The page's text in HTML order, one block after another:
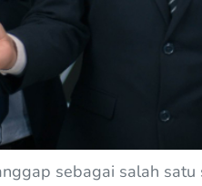
sebagai salah